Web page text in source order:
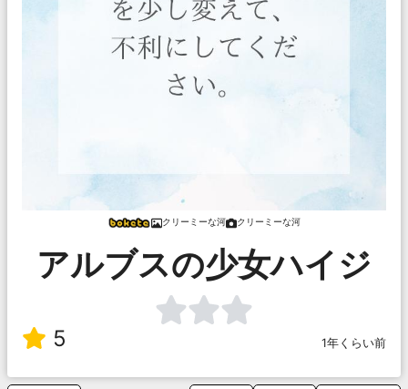
クリーミーな河 クリーミーな河
アルブスの少女ハイジ
5 1年くらい前